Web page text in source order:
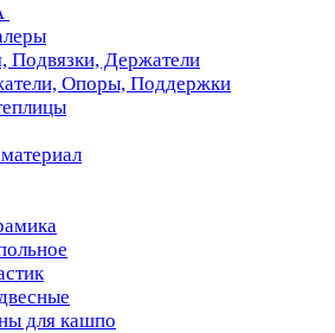
Подвязки, Держатели
Опоры, Поддержки
для кашпо